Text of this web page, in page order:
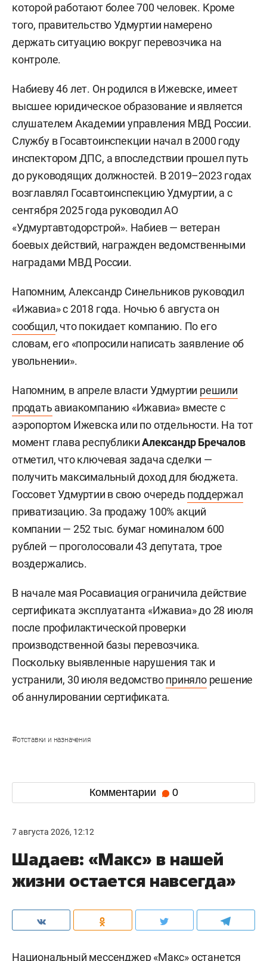
которой работают более 700 человек. Кроме
того, правительство Удмуртии намерено
держать ситуацию вокруг перевозчика на
контроле.
Набиеву 46 лет. Он родился в Ижевске, имеет
высшее юридическое образование и является
слушателем Академии управления МВД России.
Службу в Госавтоинспекции начал в 2000 году
инспектором ДПС, а впоследствии прошел путь
до руководящих должностей. В 2019–2023 годах
возглавлял Госавтоинспекцию Удмуртии, а с
сентября 2025 года руководил АО
«Удмуртавтодорстрой». Набиев — ветеран
боевых действий, награжден ведомственными
наградами МВД России.
Напомним, Александр Синельников руководил
«Ижавиа» с 2018 года. Ночью 6 августа он
сообщил, что покидает компанию. По его
словам, его «попросили написать заявление об
увольнении».
Напомним, в апреле власти Удмуртии решили
продать авиакомпанию «Ижавиа» вместе с
аэропортом Ижевска или по отдельности. На тот
момент глава республикиАлександр Бречалов
отметил, что ключевая задача сделки —
получить максимальный доход для бюджета.
Госсовет Удмуртии в свою очередь поддержал
приватизацию. За продажу 100% акций
компании — 252 тыс. бумаг номиналом 600
рублей — проголосовали 43 депутата, трое
воздержались.
В начале мая Росавиация ограничила действие
сертификата эксплуатанта «Ижавиа» до 28 июля
после профилактической проверки
производственной базы перевозчика.
Поскольку выявленные нарушения так и
устранили, 30 июля ведомствопринялорешение
об аннулировании сертификата.
#отставки и назначения
Комментарии 0
7 августа 2026, 12:12
Шадаев: «Макс» в нашей
жизни остается навсегда»
Национальный мессенджер «Макс» останется